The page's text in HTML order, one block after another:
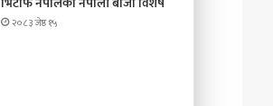
२०८३ जेष्ठ १५